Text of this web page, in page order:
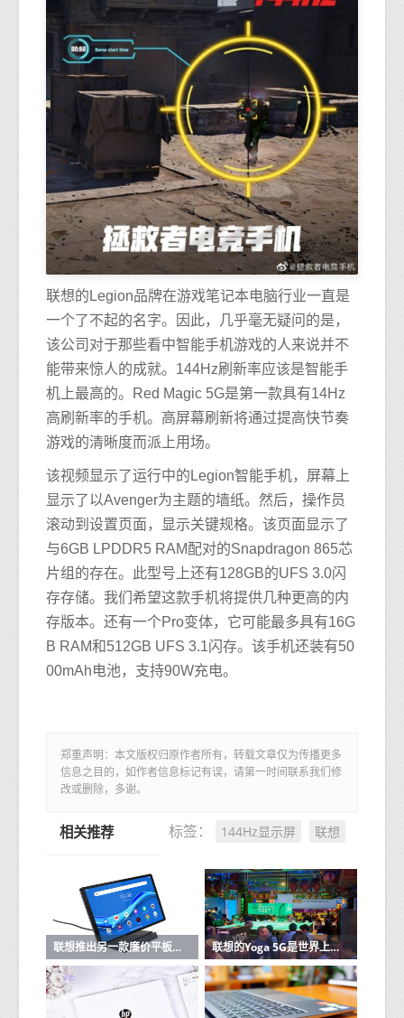
联想的Legion品牌在游戏笔记本电脑行业一直是
一个了不起的名字。因此，几乎毫无疑问的是，
该公司对于那些看中智能手机游戏的人来说并不
能带来惊人的成就。144Hz刷新率应该是智能手
机上最高的。Red Magic 5G是第一款具有14Hz
高刷新率的手机。高屏幕刷新将通过提高快节奏
游戏的清晰度而派上用场。
该视频显示了运行中的Legion智能手机，屏幕上
显示了以Avenger为主题的墙纸。然后，操作员
滚动到设置页面，显示关键规格。该页面显示了
与6GB LPDDR5 RAM配对的Snapdragon 865芯
片组的存在。此型号上还有128GB的UFS 3.0闪
存存储。我们希望这款手机将提供几种更高的内
存版本。还有一个Pro变体，它可能最多具有16G
B RAM和512GB UFS 3.1闪存。该手机还装有50
00mAh电池，支持90W充电。
郑重声明：本文版权归原作者所有，转载文章仅为传播更多
信息之目的，如作者信息标记有误，请第一时间联系我们修
改或删除，多谢。
标签： 144Hz显示屏 联想
相关推荐
联想推出另一款廉价平板电脑 可用作智能显示器 联想的Yoga 5G是世界上第一台能够连接到5G网络的PC